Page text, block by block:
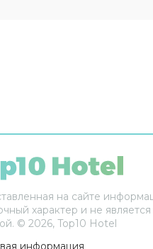
на сайте
характер и не
© 2026, Top10 Hotel
информация